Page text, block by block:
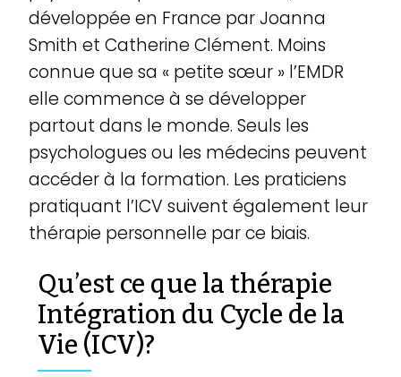
développée en France par Joanna
Smith et Catherine Clément. Moins
connue que sa « petite sœur » l’EMDR
elle commence à se développer
partout dans le monde. Seuls les
psychologues ou les médecins peuvent
accéder à la formation. Les praticiens
pratiquant l’ICV suivent également leur
thérapie personnelle par ce biais.
Qu’est ce que la thérapie
Intégration du Cycle de la
Vie (ICV)?